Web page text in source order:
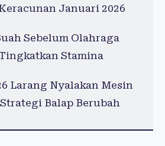
Januari 2026
Sebelum Olahraga
Stamina
Larang Nyalakan Mesin
Balap Berubah